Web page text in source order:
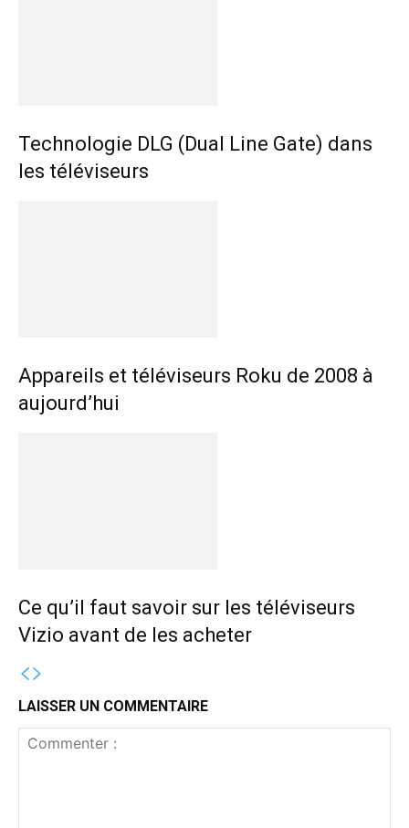
Technologie DLG (Dual Line Gate) dans
les téléviseurs
Appareils et téléviseurs Roku de 2008 à
aujourd’hui
Ce qu’il faut savoir sur les téléviseurs
Vizio avant de les acheter
LAISSER UN COMMENTAIRE